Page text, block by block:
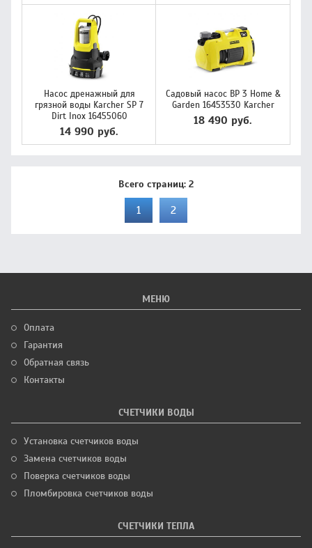
Насос дренажный для
грязной воды Karcher SP 7
Dirt Inox 16455060
14 990 руб.
Садовый насос BP 3 Home &
Garden 16453530 Karcher
18 490 руб.
Всего страниц: 2
1 2
МЕНЮ
Оплата
Гарантия
Обратная связь
Контакты
СЧЕТЧИКИ ВОДЫ
Установка счетчиков воды
Замена счетчиков воды
Поверка счетчиков воды
Пломбировка счетчиков воды
СЧЕТЧИКИ ТЕПЛА